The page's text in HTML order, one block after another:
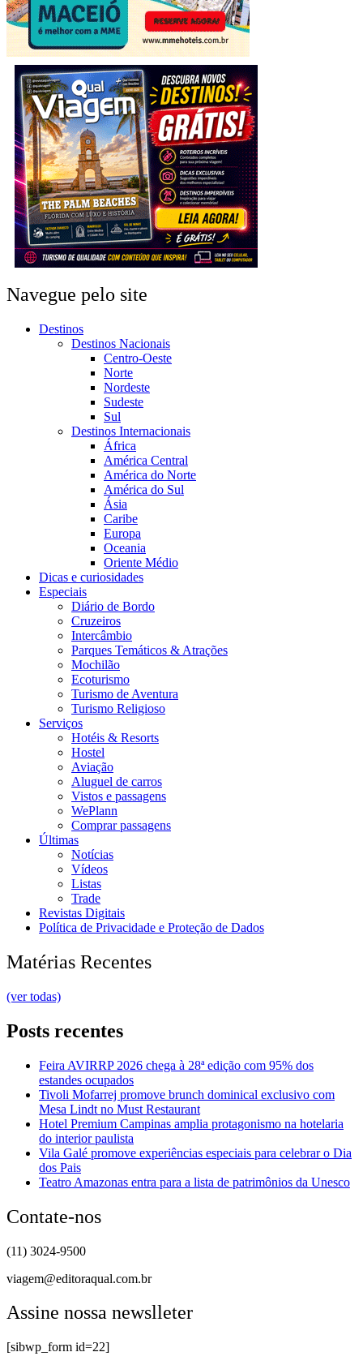
Navegue pelo site
Destinos
Destinos Nacionais
Centro-Oeste
Norte
Nordeste
Sudeste
Sul
Destinos Internacionais
África
América Central
América do Norte
América do Sul
Ásia
Caribe
Europa
Oceania
Oriente Médio
Dicas e curiosidades
Especiais
Diário de Bordo
Cruzeiros
Intercâmbio
Parques Temáticos & Atrações
Mochilão
Ecoturismo
Turismo de Aventura
Turismo Religioso
Serviços
Hotéis & Resorts
Hostel
Aviação
Aluguel de carros
Vistos e passagens
WePlann
Comprar passagens
Últimas
Notícias
Vídeos
Listas
Trade
Revistas Digitais
Política de Privacidade e Proteção de Dados
Matérias Recentes
(ver todas)
Posts recentes
Feira AVIRRP 2026 chega à 28ª edição com 95% dos
estandes ocupados
Tivoli Mofarrej promove brunch dominical exclusivo com
Mesa Lindt no Must Restaurant
Hotel Premium Campinas amplia protagonismo na hotelaria
do interior paulista
Vila Galé promove experiências especiais para celebrar o Dia
dos Pais
Teatro Amazonas entra para a lista de patrimônios da Unesco
Contate-nos
(11) 3024-9500
viagem@editoraqual.com.br
Assine nossa newslleter
[sibwp_form id=22]